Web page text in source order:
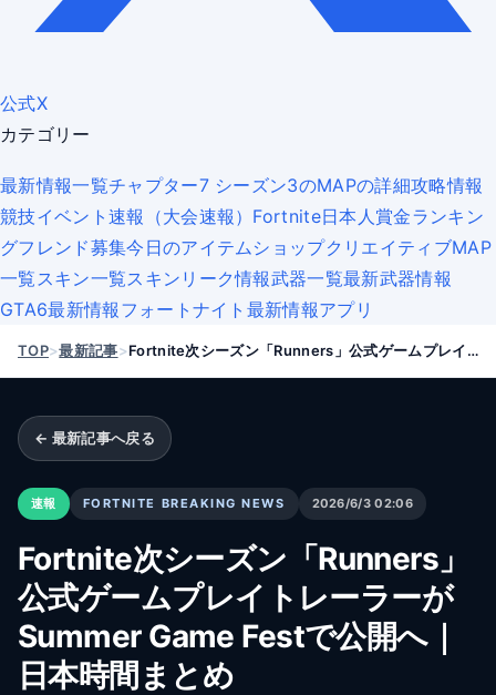
公式X
カテゴリー
最新情報一覧チャプター7 シーズン3のMAPの詳細攻略情報
競技イベント速報（大会速報） Fortnite日本人賞金ランキン
グフレンド募集今日のアイテムショップクリエイティブMAP
一覧 スキン一覧スキンリーク情報武器一覧最新武器情報
GTA6最新情報 フォートナイト最新情報アプリ
TOP>最新記事> Fortnite次シーズン「Runners」公式ゲームプレイトレーラーがSummer Game Festで公開へ｜日本時間まとめ
← 最新記事へ戻る
速報 FORTNITE BREAKING NEWS 2026/6/3 02:06
Fortnite次シーズン「Runners」
公式ゲームプレイトレーラーが
Summer Game Festで公開へ｜
日本時間まとめ